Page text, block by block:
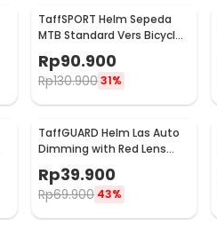
TaffSPORT Helm Sepeda
MTB Standard Vers Bicycle
Rp90.900
Rp130.90031%
TaffGUARD Helm Las Auto
Dimming with Red Lens
Welding Mask - HJ15
Rp39.900
Rp69.900 43%